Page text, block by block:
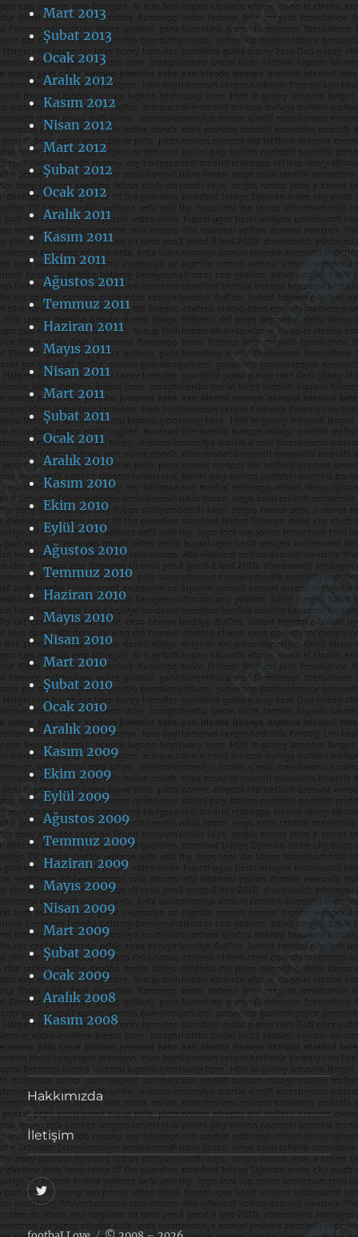
Mart 2013
Şubat 2013
Ocak 2013
Aralık 2012
Kasım 2012
Nisan 2012
Mart 2012
Şubat 2012
Ocak 2012
Aralık 2011
Kasım 2011
Ekim 2011
Ağustos 2011
Temmuz 2011
Haziran 2011
Mayıs 2011
Nisan 2011
Mart 2011
Şubat 2011
Ocak 2011
Aralık 2010
Kasım 2010
Ekim 2010
Eylül 2010
Ağustos 2010
Temmuz 2010
Haziran 2010
Mayıs 2010
Nisan 2010
Mart 2010
Şubat 2010
Ocak 2010
Aralık 2009
Kasım 2009
Ekim 2009
Eylül 2009
Ağustos 2009
Temmuz 2009
Haziran 2009
Mayıs 2009
Nisan 2009
Mart 2009
Şubat 2009
Ocak 2009
Aralık 2008
Kasım 2008
Hakkımızda
İletişim
@footballove